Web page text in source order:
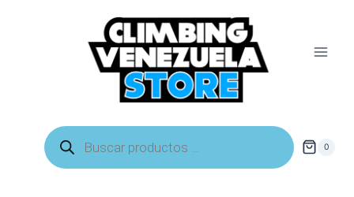
Búsqueda
de
productos
0